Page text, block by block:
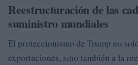
Reestructuración de las
suministro mundiales
El proteccionismo de Trump no
exportaciones, sino también a la